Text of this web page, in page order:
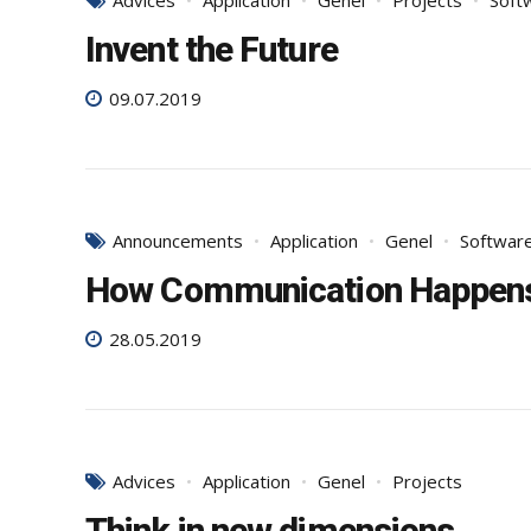
Invent the Future
09.07.2019
Announcements Application Genel
How Communication
28.05.2019
Advices Application Genel Projects